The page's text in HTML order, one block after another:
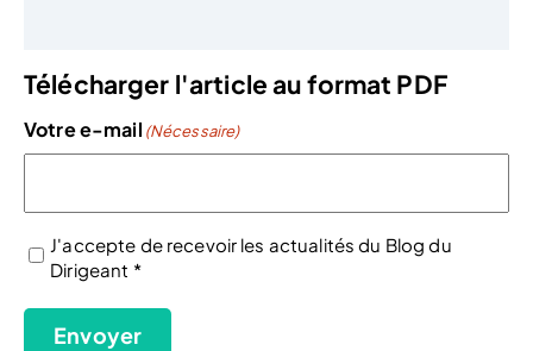
Télécharger l'article au format PDF
Votre e-mail (Nécessaire)
(Nécessaire)
J'accepte de recevoir les actualités du Blog du
Dirigeant *
Envoyer